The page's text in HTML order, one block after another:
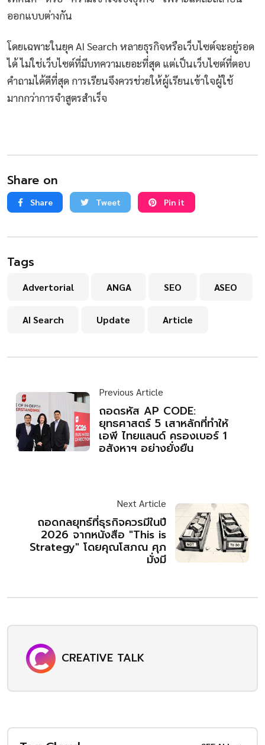
ออกแบบต่างกัน
โดยเฉพาะในยุค AI Search หลายธุรกิจหรือเว็บไซต์จะอยู่รอด
ได้ ไม่ใช่เว็บไซต์ที่มีบทความเยอะที่สุด แต่เป็นเว็บไซต์ที่ตอบ
คำถามได้ดีที่สุด การเรียนจึงควรช่วยให้ผู้เรียนเข้าใจผู้ใช้
มากกว่าการจำสูตรสำเร็จ
Share on
Share Tweet Pin it
Tags
Advertorial ANGA SEO ASEO
AI Search Update Article
Previous Article
ถอดรหัส AP CODE:
ยุทธศาสตร์ 5 เสาหลักที่ทำให้
เอพี ไทยแลนด์ ครองเบอร์ 1
อสังหาฯ อย่างยั่งยืน
Next Article
ถอดกลยุทธ์ที่ธุรกิจควรมีในปี
2026 จากหนังสือ "This is
Strategy" โดยคุณโสภณ ศุภ
มั่งมี
CREATIVE TALK